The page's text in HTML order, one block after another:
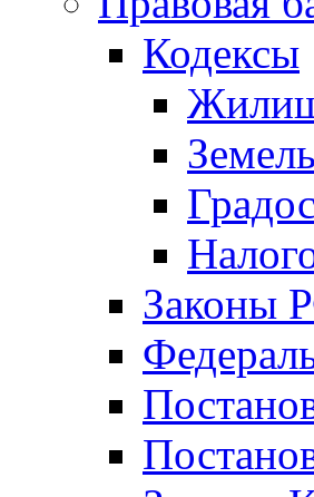
Кодексы
Законы